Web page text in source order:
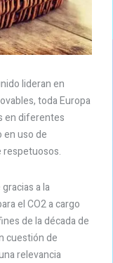
lideran en
toda Europa
en diferentes
en uso de
a la
el CO2 a cargo
de la década de
cuestión de
relevancia